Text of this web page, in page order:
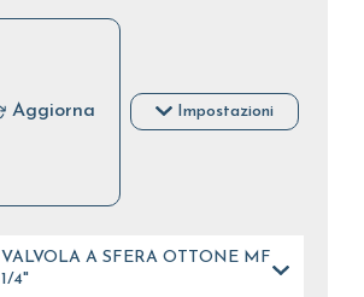
Aggiorna Impostazioni
VALVOLA A SFERA OTTONE MF
1/4"